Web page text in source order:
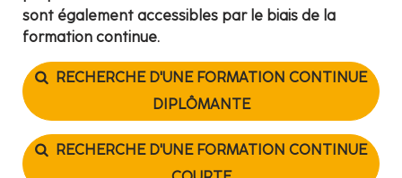
sont également accessibles par le biais de la
formation continue.
RECHERCHE D'UNE FORMATION CONTINUE
DIPLÔMANTE
RECHERCHE D'UNE FORMATION CONTINUE